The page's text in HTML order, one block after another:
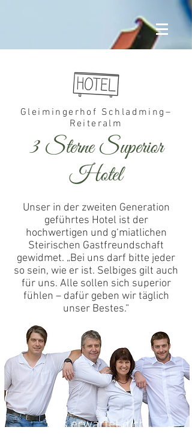
Gleimingerhof Schladming–
Reiteralm
3 Sterne Superior
Hotel
Unser in der zweiten Generation
geführtes Hotel ist der
hochwertigen und g‘miatlichen
Steirischen Gastfreundschaft
gewidmet. „Bei uns darf bitte jeder
so sein, wie er ist. Selbiges gilt auch
für uns. Alle sollen sich superior
fühlen – dafür geben wir täglich
unser Bestes.“
Das erwartet dich